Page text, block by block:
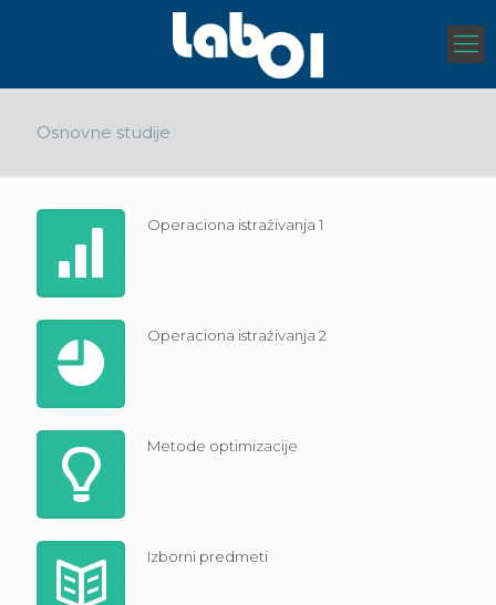
Osnovne studije
Operaciona istraživanja 1
Operaciona istraživanja 2
Metode optimizacije
Izborni predmeti